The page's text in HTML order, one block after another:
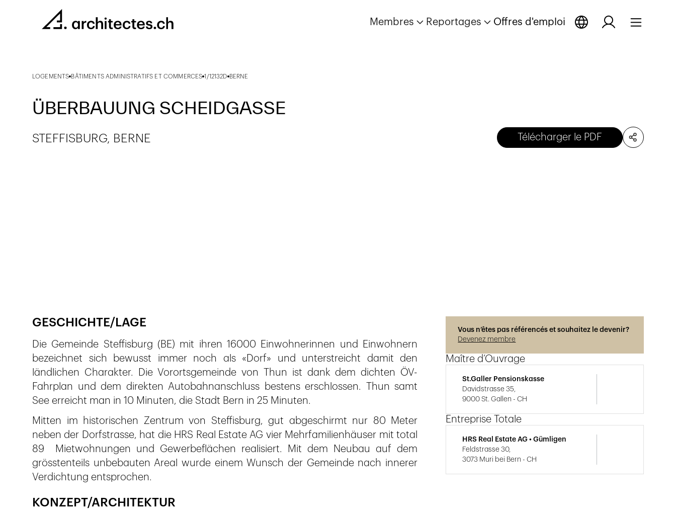
Membres Reportages Offres d'emploi
LOGEMENTS BÂTIMENTS ADMINISTRATIFS ET COMMERCES 1/12132D BERNE
ÜBERBAUUNG SCHEIDGASSE
STEFFISBURG, BERNE Télécharger le PDF
GESCHICHTE/LAGE
Die Gemeinde Steffisburg (BE) mit ihren 16000 Einwohnerinnen und Einwohnern
bezeichnet sich bewusst immer noch als «Dorf» und unterstreicht damit den
ländlichen Charakter. Die Vorortsgemeinde von Thun ist dank dem dichten ÖV-
Fahrplan und dem direkten Autobahnanschluss bestens erschlossen. Thun samt
See erreicht man in 10 Minuten, die Stadt Bern in 25 Minuten.
Mitten im historischen Zentrum von Steffisburg, gut abgeschirmt nur 80 Meter
neben der Dorfstrasse, hat die HRS Real Estate AG vier Mehrfamilienhäuser mit total
89 Mietwohnungen und Gewerbeflächen realisiert. Mit dem Neubau auf dem
grösstenteils unbebauten Areal wurde einem Wunsch der Gemeinde nach innerer
Verdichtung entsprochen.
KONZEPT/ARCHITEKTUR
Vous n’êtes pas référencés et souhaitez le devenir?
Devenez membre
Maître d’Ouvrage
St.Galler Pensionskasse
Davidstrasse 35,
9000 St. Gallen - CH
Entreprise Totale
HRS Real Estate AG • Gümligen
Feldstrasse 30,
3073 Muri bei Bern - CH